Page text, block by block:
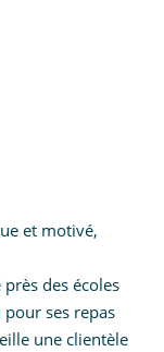
et motivé,
des écoles
ses repas
une clientèle